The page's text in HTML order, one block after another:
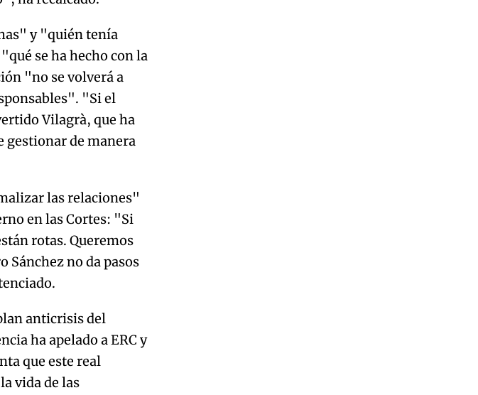
y "quién tenía
se ha hecho con la
"no se volverá a
"Si el
Vilagrà, que ha
gestionar de manera
las relaciones"
en las Cortes: "Si
rotas. Queremos
Sánchez no da pasos
anticrisis del
ha apelado a ERC y
que este real
vida de las